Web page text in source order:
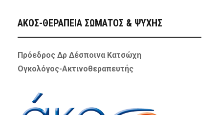
ΑΚΟΣ-ΘΕΡΑΠΕΙΑ ΣΩΜΑΤΟΣ & ΨΥΧΗΣ
Πρόεδρος Δρ Δέσποινα Κατσώχη
Ογκολόγος-Ακτινοθεραπευτής